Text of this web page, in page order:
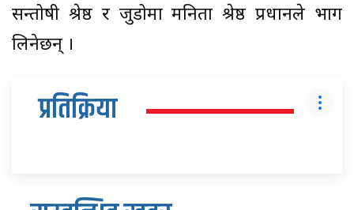
सन्तोषी श्रेष्ठ र जुडोमा मनिता श्रेष्ठ प्रधानले भाग
लिनेछन् ।
प्रतिक्रिया